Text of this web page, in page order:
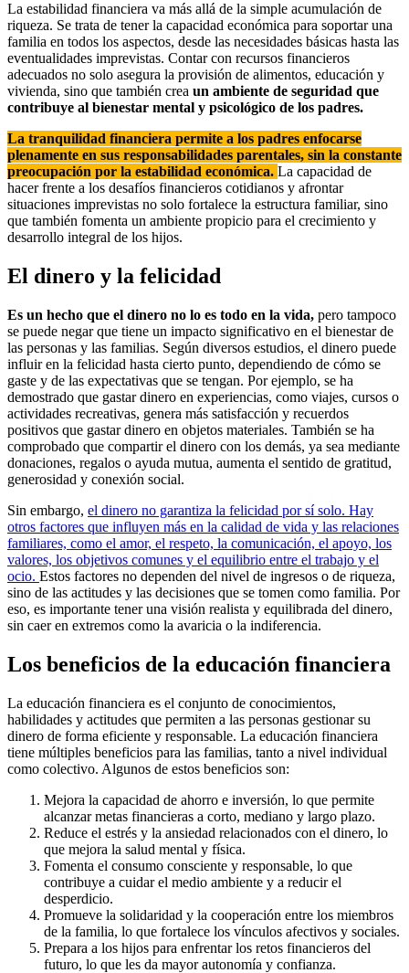
La estabilidad financiera va más allá de la simple acumulación de
riqueza. Se trata de tener la capacidad económica para soportar una
familia en todos los aspectos, desde las necesidades básicas hasta las
eventualidades imprevistas. Contar con recursos financieros
adecuados no solo asegura la provisión de alimentos, educación y
vivienda, sino que también crea un ambiente de seguridad que
contribuye al bienestar mental y psicológico de los padres.
La tranquilidad financiera permite a los padres enfocarse
plenamente en sus responsabilidades parentales, sin la constante
preocupación por la estabilidad económica. La capacidad de
hacer frente a los desafíos financieros cotidianos y afrontar
situaciones imprevistas no solo fortalece la estructura familiar, sino
que también fomenta un ambiente propicio para el crecimiento y
desarrollo integral de los hijos.
El dinero y la felicidad
Es un hecho que el dinero no lo es todo en la vida, pero tampoco
se puede negar que tiene un impacto significativo en el bienestar de
las personas y las familias. Según diversos estudios, el dinero puede
influir en la felicidad hasta cierto punto, dependiendo de cómo se
gaste y de las expectativas que se tengan. Por ejemplo, se ha
demostrado que gastar dinero en experiencias, como viajes, cursos o
actividades recreativas, genera más satisfacción y recuerdos
positivos que gastar dinero en objetos materiales. También se ha
comprobado que compartir el dinero con los demás, ya sea mediante
donaciones, regalos o ayuda mutua, aumenta el sentido de gratitud,
generosidad y conexión social.
Sin embargo, el dinero no garantiza la felicidad por sí solo. Hay
otros factores que influyen más en la calidad de vida y las relaciones
familiares, como el amor, el respeto, la comunicación, el apoyo, los
valores, los objetivos comunes y el equilibrio entre el trabajo y el
ocio. Estos factores no dependen del nivel de ingresos o de riqueza,
sino de las actitudes y las decisiones que se tomen como familia. Por
eso, es importante tener una visión realista y equilibrada del dinero,
sin caer en extremos como la avaricia o la indiferencia.
Los beneficios de la educación financiera
La educación financiera es el conjunto de conocimientos,
habilidades y actitudes que permiten a las personas gestionar su
dinero de forma eficiente y responsable. La educación financiera
tiene múltiples beneficios para las familias, tanto a nivel individual
como colectivo. Algunos de estos beneficios son:
Mejora la capacidad de ahorro e inversión, lo que permite
alcanzar metas financieras a corto, mediano y largo plazo.
Reduce el estrés y la ansiedad relacionados con el dinero, lo
que mejora la salud mental y física.
Fomenta el consumo consciente y responsable, lo que
contribuye a cuidar el medio ambiente y a reducir el
desperdicio.
Promueve la solidaridad y la cooperación entre los miembros
de la familia, lo que fortalece los vínculos afectivos y sociales.
Prepara a los hijos para enfrentar los retos financieros del
futuro, lo que les da mayor autonomía y confianza.